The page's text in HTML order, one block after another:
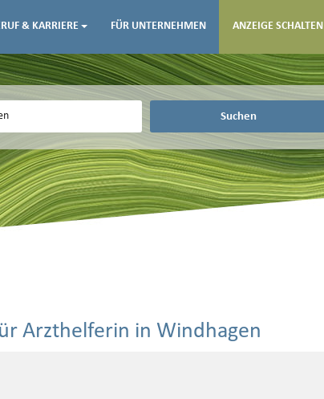
& KARRIERE FÜR UNTERNEHMEN ANZEIGE SCHALTEN
Suchen
Arzthelferin in Windhagen